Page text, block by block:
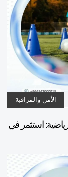
الأمن والمراقبة
استثمر في